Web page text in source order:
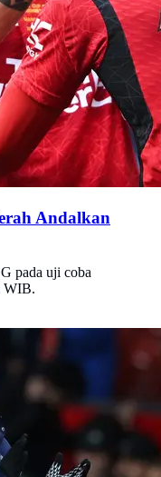
Andalkan
pada uji coba
WIB.